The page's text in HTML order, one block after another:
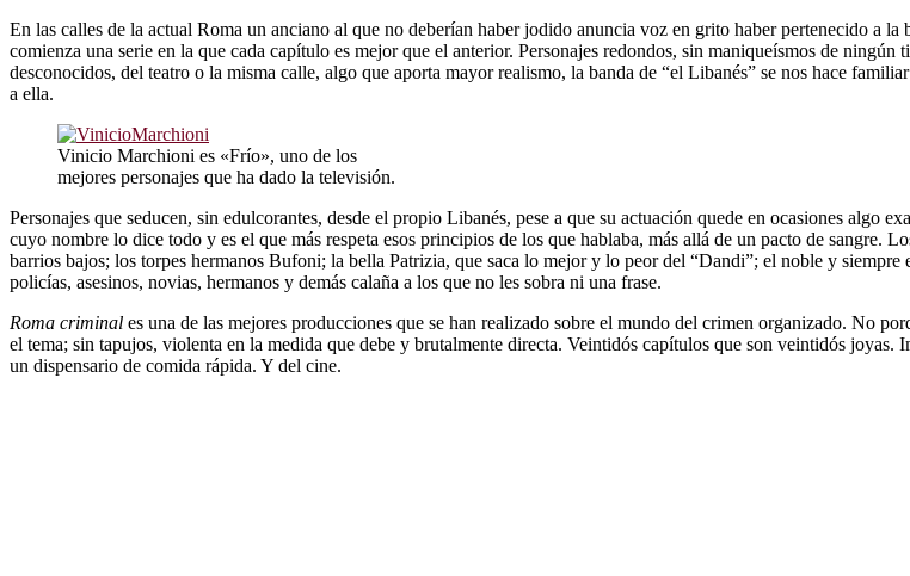
En las calles de la actual Roma un anciano al que no deberían haber jodido anuncia voz en grito haber pertenecido a
comienza una serie en la que cada capítulo es mejor que el anterior. Personajes redondos, sin maniqueísmos de
desconocidos, del teatro o la misma calle, algo que aporta mayor realismo, la banda de “el Libanés” se nos hace
a ella.
Vinicio Marchioni es «Frío», uno de los
mejores personajes que ha dado la televisión.
Personajes que seducen, sin edulcorantes, desde el propio Libanés, pese a que su actuación quede en ocasiones algo
cuyo nombre lo dice todo y es el que más respeta esos principios de los que hablaba, más allá de un pacto de sangre.
barrios bajos; los torpes hermanos Bufoni; la bella Patrizia, que saca lo mejor y lo peor del “Dandi”; el noble y
policías, asesinos, novias, hermanos y demás calaña a los que no les sobra ni una frase.
Roma criminal es una de las mejores producciones que se han realizado sobre el mundo del crimen organizado. No
el tema; sin tapujos, violenta en la medida que debe y brutalmente directa. Veintidós capítulos que son veintidós
un dispensario de comida rápida. Y del cine.